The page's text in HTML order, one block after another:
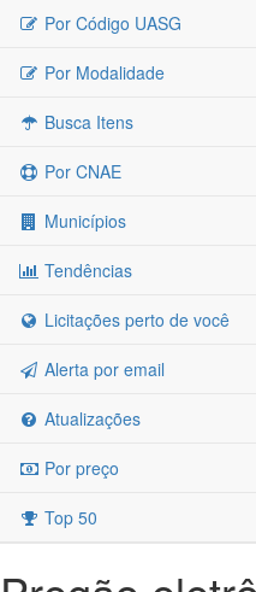
Por Código UASG
Por Modalidade
Busca Itens
Por CNAE
Municípios
Tendências
Licitações perto de você
Alerta por email
Atualizações
Por preço
Top 50